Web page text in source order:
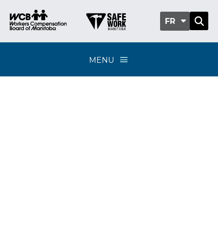
FR
MENU